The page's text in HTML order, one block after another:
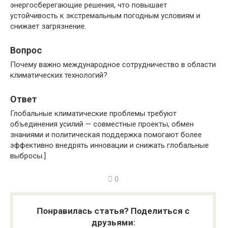
энергосберегающие решения, что повышает
устойчивость к экстремальным погодным условиям и
снижает загрязнение.
Вопрос
Почему важно международное сотрудничество в области
климатических технологий?
Ответ
Глобальные климатические проблемы требуют
объединения усилий — совместные проекты, обмен
знаниями и политическая поддержка помогают более
эффективно внедрять инновации и снижать глобальные
выбросы.]
0
Понравилась статья? Поделиться с
друзьями: